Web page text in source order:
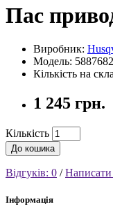
Пас
Виробник:
Модель:
Кількість на
1 245 грн.
Кількість
До кошика
Відгуків: 0 /Написати
Інформація